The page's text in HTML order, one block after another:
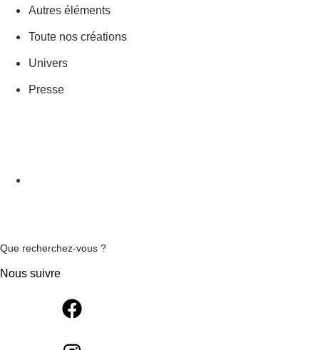
Autres éléments
Toute nos créations
Univers
Presse
Que recherchez-vous ?
Nous suivre